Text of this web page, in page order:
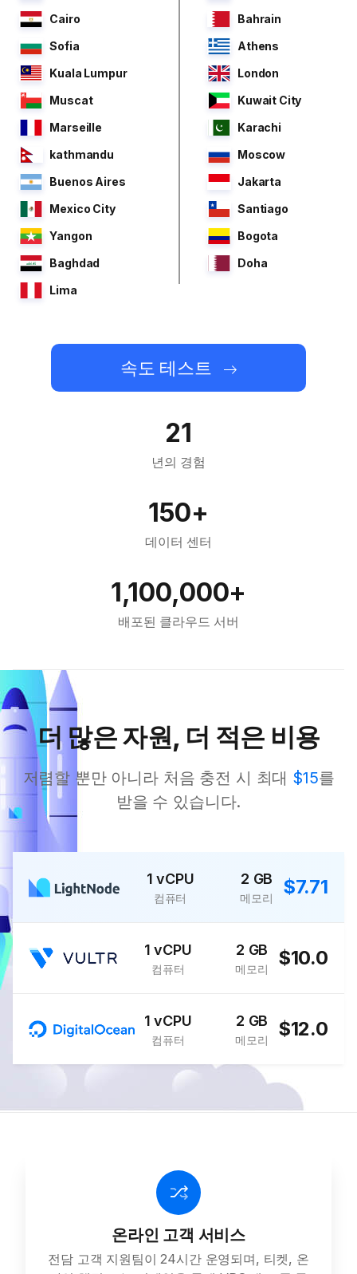
Cairo
Bahrain
Sofia
Athens
Kuala Lumpur
London
Muscat
Kuwait City
Marseille
Karachi
kathmandu
Moscow
Buenos Aires
Jakarta
Mexico City
Santiago
Yangon
Bogota
Baghdad
Doha
Lima
속도 테스트
21
년의 경험
150+
데이터 센터
1,100,000+
배포된 클라우드 서버
더 많은 자원, 더 적은 비용
저렴할 뿐만 아니라 처음 충전 시 최대 $15를
받을 수 있습니다.
1 vCPU
컴퓨터
2 GB
메모리 $7.71
1 vCPU
컴퓨터
2 GB
메모리 $10.0
1 vCPU
컴퓨터
2 GB
메모리 $12.0
온라인 고객 서비스
전담 고객 지원팀이 24시간 운영되며, 티켓, 온